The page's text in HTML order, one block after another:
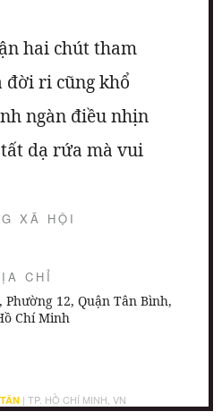
hai chút tham
đời ri cũng khổ
ngàn điều nhịn
dạ rứa mà vui
XÃ HỘI
CHỈ
12, Quận Tân Bình,
Chí Minh
| TP. HỒ CHÍ MINH, VN